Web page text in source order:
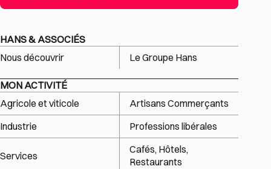
HANS & ASSOCIÉS
Nous découvrir
Le Groupe Hans
MON ACTIVITÉ
Agricole et viticole
Artisans Commerçants
Industrie
Professions libérales
Services
Cafés, Hôtels,
Restaurants